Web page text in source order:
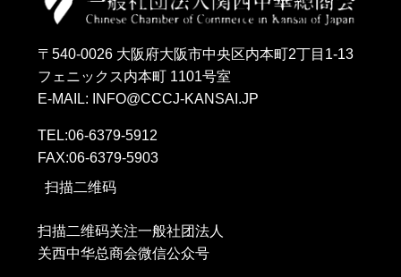
〒540-0026 大阪府大阪市中央区内本町2丁目1-13
フェニックス内本町 1101号室
E-MAIL: INFO@CCCJ-KANSAI.JP
TEL:06-6379-5912
FAX:06-6379-5903
扫描二维码
扫描二维码关注一般社团法人
关西中华总商会微信公众号